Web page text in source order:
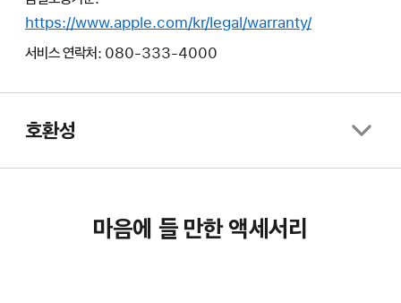
https://www.apple.com/kr/legal/warranty/
서비스 연락처: 080-333-4000
호환성
마음에 들 만한 액세서리